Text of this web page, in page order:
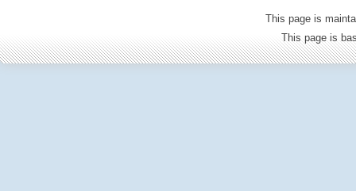
This page is
This page is